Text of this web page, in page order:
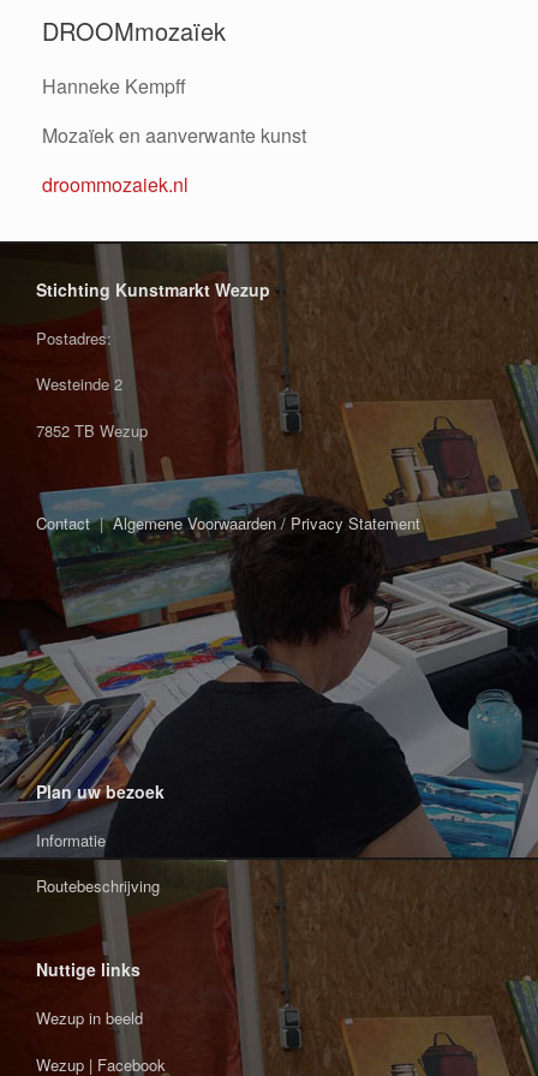
DROOMmozaïek
Hanneke Kempff
Mozaïek en aanverwante kunst
droommozaiek.nl
Stichting Kunstmarkt Wezup
Postadres:
Westeinde 2
7852 TB Wezup
Contact|Algemene Voorwaarden / Privacy Statement
Plan uw bezoek
Informatie
Routebeschrijving
Nuttige links
Wezup in beeld
Wezup | Facebook